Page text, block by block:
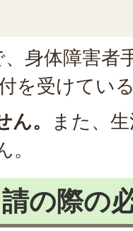
身体障害者
を受けてい
。
また、
の際の